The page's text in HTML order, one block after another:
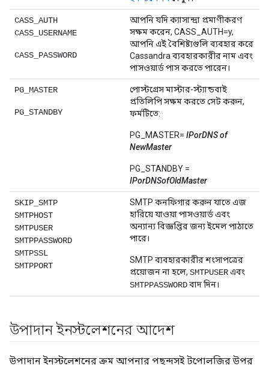
CASS_AUTH
CASS_USERNAME
CASS_PASSWORD
আপনি যদি ক্যাসান্দ্রা প্রমাণীকরণ
সক্ষম করেন, CASS_AUTH=y,
আপনি এই বৈশিষ্ট্যগুলি ব্যবহার করে
Cassandra ব্যবহারকারীর নাম এবং
পাসওয়ার্ড পাস করতে পারেন।
PG_MASTER
PG_STANDBY
পোস্টগ্রেস মাস্টার-স্ট্যান্ডবাই
প্রতিলিপি সক্ষম করতে সেট করুন,
ফর্মটিতে:
PG_MASTER= IPorDNS of
NewMaster
PG_STANDBY =
IPorDNSofOldMaster
SKIP_SMTP
SMTPHOST
SMTPUSER
SMTPPASSWORD
SMTPSSL
SMTPPORT
SMTP কনফিগার করুন যাতে এজ
হারিয়ে যাওয়া পাসওয়ার্ড এবং
অন্যান্য বিজ্ঞপ্তির জন্য ইমেল পাঠাতে
পারে।
SMTP ব্যবহারকারীর শংসাপত্রের
প্রয়োজন না হলে, SMTPUSERএবং
SMTPPASSWORDবাদ দিন।
উপাদান ইনস্টলেশনের আদেশ
উপাদান ইনস্টলেশনের ক্রম আপনার পছন্দসই টপোলজির উপর